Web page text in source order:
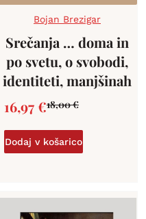
Bojan Brezigar
Srečanja … doma in
po svetu, o svobodi,
identiteti, manjšinah
18,00€
16,97€
Dodaj v košarico